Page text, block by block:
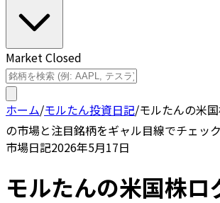
Market Closed
ホーム/モルたん投資日記/モルたんの米
の市場と注目銘柄をギャル目線でチェッ
市場日記2026年5月17日
モルたんの米国株ロ